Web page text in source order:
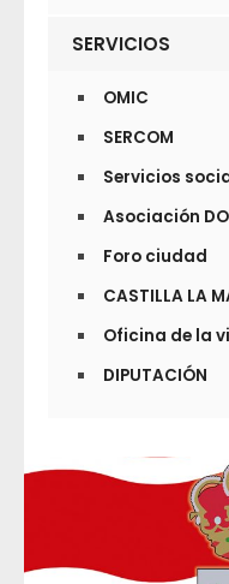
SERVICIOS
OMIC
SERCOM
Servicios
Asociación
Foro ciudad
CASTILLA LA
Oficina de la
DIPUTACIÓN